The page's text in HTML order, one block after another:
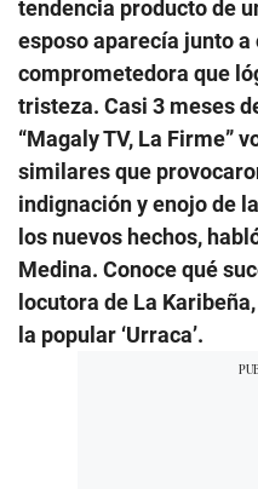
tendencia producto de
esposo aparecía junto
comprometedora que
tristeza. Casi 3 meses
“Magaly TV, La Firme”
similares que
indignación y enojo de
los nuevos hechos,
Medina. Conoce qué
locutora de La
la popular ‘Urraca’.